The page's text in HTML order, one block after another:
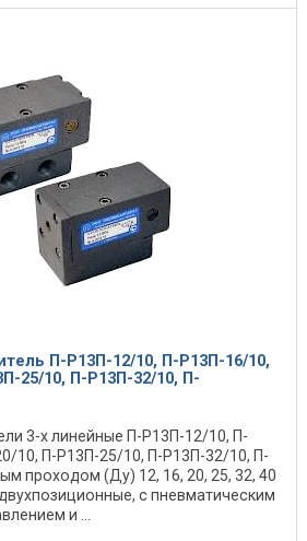
П-Р13П-12/10, П-Р13П-16/10,
25/10, П-Р13П-32/10, П-
3-х линейные П-Р13П-12/10, П-
10, П-Р13П-25/10, П-Р13П-32/10, П-
проходом (Ду) 12, 16, 20, 25, 32, 40
с пневматическим
и ...